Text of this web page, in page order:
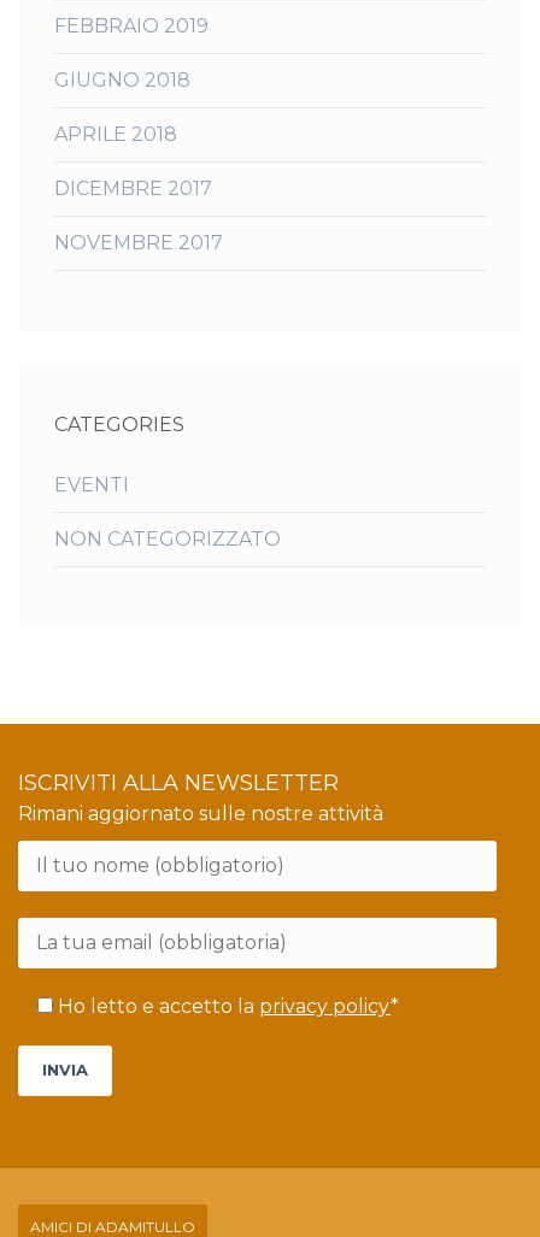
FEBBRAIO 2019
GIUGNO 2018
APRILE 2018
DICEMBRE 2017
NOVEMBRE 2017
CATEGORIES
EVENTI
NON CATEGORIZZATO
ISCRIVITI ALLA NEWSLETTER
Rimani aggiornato sulle nostre attività
prega
di
lasciare
questo
campo.
Ho letto e accetto la privacy policy*
AMICI DI ADAMITULLO